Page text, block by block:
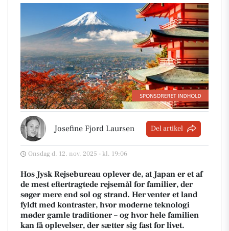
Josefine Fjord Laursen Del artikel
Onsdag d. 12. nov. 2025 - kl. 19:06
Hos Jysk Rejsebureau oplever de, at Japan er et af
de mest eftertragtede rejsemål for familier, der
søger mere end sol og strand. Her venter et land
fyldt med kontraster, hvor moderne teknologi
møder gamle traditioner – og hvor hele familien
kan få oplevelser, der sætter sig fast for livet.